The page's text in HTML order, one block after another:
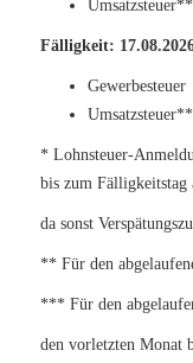
Fälligkeit:
Gewerbesteuer
* Lohnsteuer-
bis zum Fälligkeitstag
da sonst
** Für den
*** Für den
den vorletzten Monat